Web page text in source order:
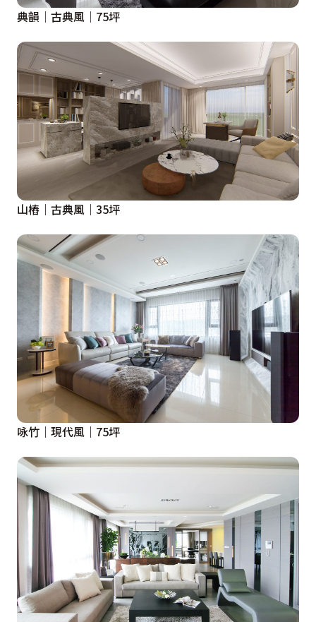
典韻│古典風│75坪
山樁｜古典風｜35坪
咏竹｜現代風｜75坪